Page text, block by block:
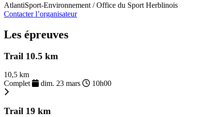
AtlantiSport-Environnement / Office du Sport Herblinois
Contacter l’organisateur
Les épreuves
Trail 10.5 km
10,5 km
Complet
dim. 23 mars 10h00
Trail 19 km